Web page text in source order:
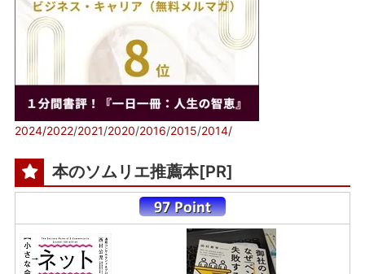
2024/2022/2021/2020/2016/2015/2014/
本のソムリエ推薦本[PR]